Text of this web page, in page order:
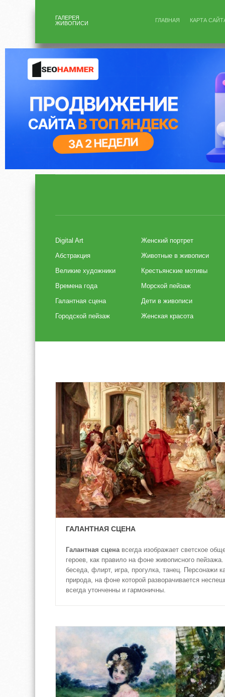
ГАЛЕРЕЯ
ЖИВОПИСИ
ГЛАВНАЯ КАРТА
Digital Art
Абстракция
Великие художники
Времена года
Галантная сцена
Городской пейзаж
Женский портрет
Животные в живописи
Крестьянские мотивы
Морской пейзаж
Дети в живописи
Женская красота
ГАЛАНТНАЯ СЦЕНА
Галантная сцена всегда изображает светское
героев, как правило на фоне живописного
беседа, флирт, игра, прогулка, танец. Персонажи
природа, на фоне которой разворачивается
всегда утонченны и гармоничны.